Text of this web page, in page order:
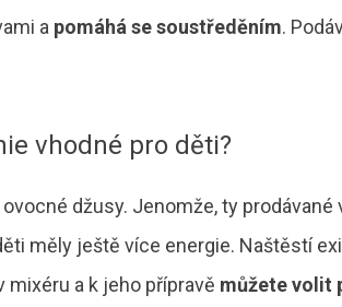
a pomáhá se soustředěním.
vhodné pro děti?
džusy. Jenomže, ty
měly ještě více energie. Naštěstí
mixéru a k jeho přípravě můžete volit